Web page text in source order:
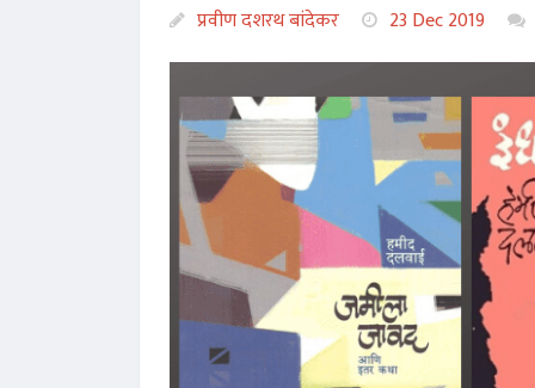
प्रवीण दशरथ बांदेकर 23 Dec 2019